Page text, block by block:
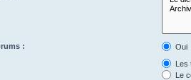
:
Oui
Les
Le